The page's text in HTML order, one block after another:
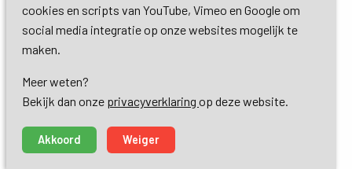
cookies en scripts van YouTube, Vimeo en Google om
social media integratie op onze websites mogelijk te
maken.
Meer weten?
Bekijk dan onze privacyverklaring op deze website.
Akkoord Weiger
Copyright 2026 © Sijben & Partners
Dienstverlening